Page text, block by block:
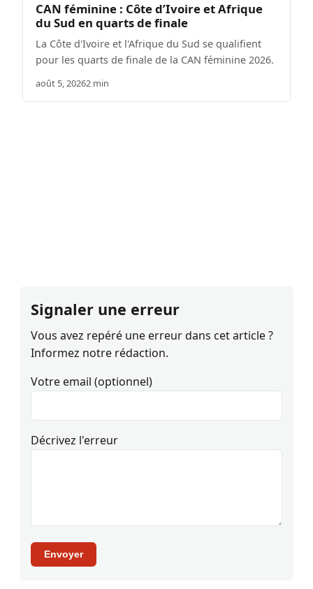
CAN féminine : Côte d’Ivoire et Afrique
du Sud en quarts de finale
La Côte d'Ivoire et l'Afrique du Sud se qualifient
pour les quarts de finale de la CAN féminine 2026.
août 5, 20262 min
Signaler une erreur
Vous avez repéré une erreur dans cet article ?
Informez notre rédaction.
Votre email (optionnel)
Décrivez l'erreur
Envoyer